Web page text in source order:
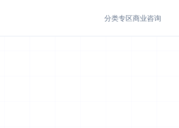
分类专区商业咨询